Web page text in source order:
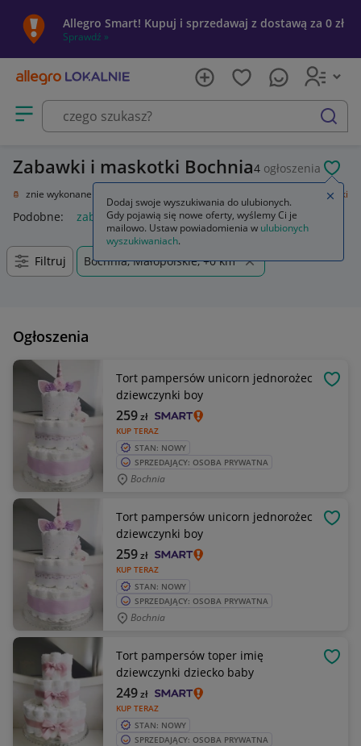
Allegro Smart! Kupuj i sprzedawaj z dostawą za 0 zł
Sprawdź »
Otwórz menu z kategoriami
szukaj
Zabawki i maskotki Bochnia4 ogłoszenia
ręcznie wykonane Zabawki i maskotki
Podobne: zabawki i maskotki
Filtruj Bochnia, Małopolskie, +0 km
Ogłoszenia
Tort pampersów unicorn jednorożec
dziewczynki boy
KUP TERAZ
259zł
STAN: NOWY
SPRZEDAJĄCY: OSOBA PRYWATNA
Bochnia
Tort pampersów unicorn jednorożec
dziewczynki boy
KUP TERAZ
259zł
STAN: NOWY
SPRZEDAJĄCY: OSOBA PRYWATNA
Bochnia
Tort pampersów toper imię
dziewczynki dziecko baby
KUP TERAZ
249zł
STAN: NOWY
SPRZEDAJĄCY: OSOBA PRYWATNA
Dodaj swoje wyszukiwania do ulubionych.
Gdy pojawią się nowe oferty, wyślemy Ci je
mailowo. Ustaw powiadomienia w ulubionych
wyszukiwaniach.